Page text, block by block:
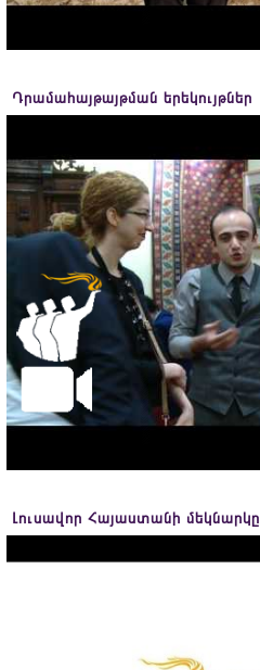
Դրամահայթայթման երեկույթներ
Լուսավոր Հայաստանի մեկնարկը